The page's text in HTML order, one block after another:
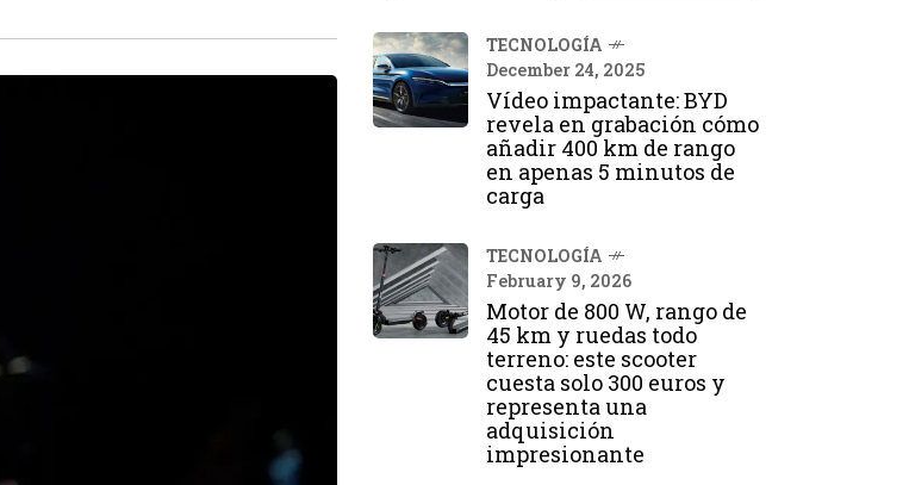
TECNOLOGÍA
December 24, 2025
Vídeo impactante: BYD
revela en grabación cómo
añadir 400 km de rango
en apenas 5 minutos de
carga
TECNOLOGÍA
February 9, 2026
Motor de 800 W, rango de
45 km y ruedas todo
terreno: este scooter
cuesta solo 300 euros y
representa una
adquisición
impresionante